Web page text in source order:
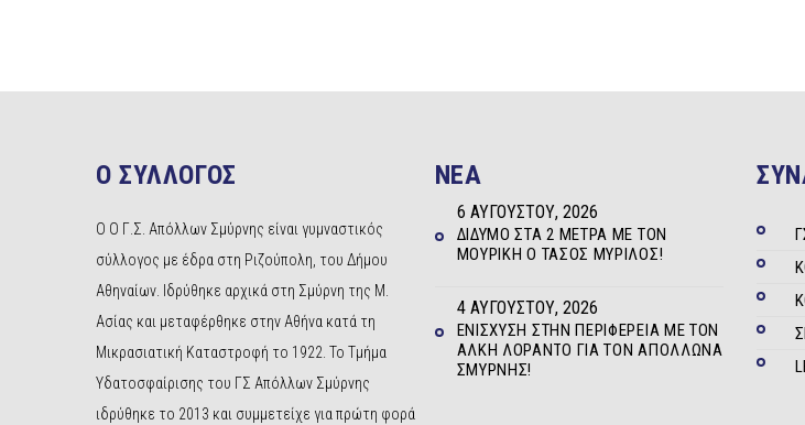
Ο ΣΥΛΛΟΓΟΣ
Ο Ο Γ.Σ. Απόλλων Σμύρνης είναι γυμναστικός
σύλλογος με έδρα στη Ριζούπολη, του Δήμου
Αθηναίων. Ιδρύθηκε αρχικά στη Σμύρνη της Μ.
Ασίας και μεταφέρθηκε στην Αθήνα κατά τη
Μικρασιατική Καταστροφή το 1922. Το Τμήμα
Υδατοσφαίρισης του ΓΣ Απόλλων Σμύρνης
ιδρύθηκε το 2013 και συμμετείχε για πρώτη φορά
NEA
ΔΊΔΥΜΟ ΣΤΑ 2 ΜΈΤΡΑ ΜΕ ΤΟΝ
ΜΟΥΡΊΚΗ Ο ΤΆΣΟΣ ΜΥΡΊΛΟΣ!
6 ΑΥΓΟΎΣΤΟΥ, 2026
ΕΝΊΣΧΥΣΗ ΣΤΗΝ ΠΕΡΙΦΈΡΕΙΑ ΜΕ ΤΟΝ
ΆΛΚΗ ΛΟΡΆΝΤΟ ΓΙΑ ΤΟΝ ΑΠΌΛΛΩΝΑ
ΣΜΎΡΝΗΣ!
4 ΑΥΓΟΎΣΤΟΥ, 2026